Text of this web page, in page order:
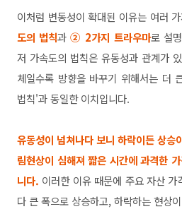
이처럼 변동성이 확대된 이유는 여러
도의 법칙과② 2가지 트라우마로 설
저 가속도의 법칙은 유동성과 관계가
체일수록 방향을 바꾸기 위해서는 더
법칙'과 동일한 이치입니다.
유동성이 넘쳐나다 보니 하락이든 상승
림현상이 심해져 짧은 시간에 과격한
니다. 이러한 이유 때문에 주요 자산
다 큰 폭으로 상승하고, 하락하는 현상